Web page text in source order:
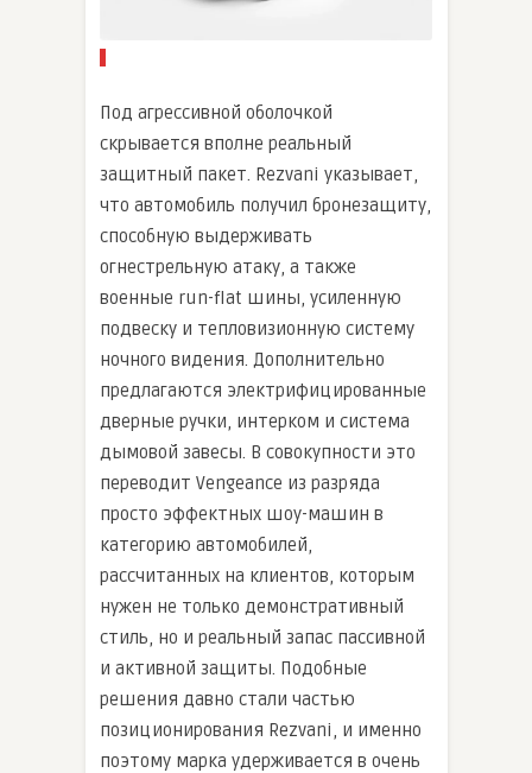
Под агрессивной оболочкой
скрывается вполне реальный
защитный пакет. Rezvani указывает,
что автомобиль получил бронезащиту,
способную выдерживать
огнестрельную атаку, а также
военные run-flat шины, усиленную
подвеску и тепловизионную систему
ночного видения. Дополнительно
предлагаются электрифицированные
дверные ручки, интерком и система
дымовой завесы. В совокупности это
переводит Vengeance из разряда
просто эффектных шоу-машин в
категорию автомобилей,
рассчитанных на клиентов, которым
нужен не только демонстративный
стиль, но и реальный запас пассивной
и активной защиты. Подобные
решения давно стали частью
позиционирования Rezvani, и именно
поэтому марка удерживается в очень